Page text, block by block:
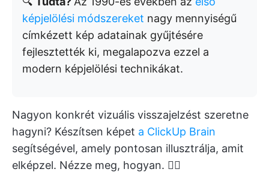
képjelölési módszereket nagy mennyiségű
címkézett kép adatainak gyűjtésére
fejlesztették ki, megalapozva ezzel a
modern képjelölési technikákat.
Nagyon konkrét vizuális visszajelzést szeretne
hagyni? Készítsen képet a ClickUp Brain
segítségével, amely pontosan illusztrálja, amit
elképzel. Nézze meg, hogyan. 👇🏼